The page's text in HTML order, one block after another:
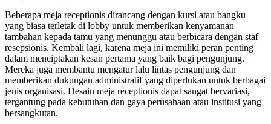
Beberapa meja receptionis dirancang dengan kursi atau bangku
yang biasa terletak di lobby untuk memberikan kenyamanan
tambahan kepada tamu yang menunggu atau berbicara dengan staf
resepsionis. Kembali lagi, karena meja ini memiliki peran penting
dalam menciptakan kesan pertama yang baik bagi pengunjung.
Mereka juga membantu mengatur lalu lintas pengunjung dan
memberikan dukungan administratif yang diperlukan untuk berbagai
jenis organisasi. Desain meja receptionis dapat sangat bervariasi,
tergantung pada kebutuhan dan gaya perusahaan atau institusi yang
bersangkutan.